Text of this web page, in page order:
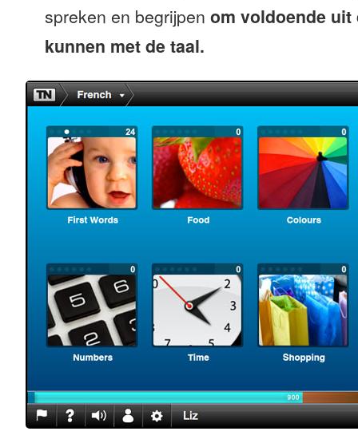
spreken en begrijpen om voldoende uit
kunnen met de taal.